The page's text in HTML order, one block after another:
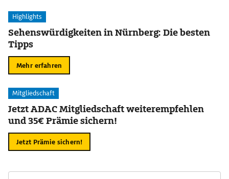
Highlights
Sehenswürdigkeiten in Nürnberg: Die besten
Tipps
Mehr erfahren
Mitgliedschaft
Jetzt ADAC Mitgliedschaft weiterempfehlen
und 35€ Prämie sichern!
Jetzt Prämie sichern!